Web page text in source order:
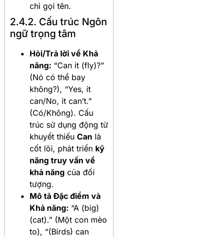
chỉ gọi tên.
2.4.2. Cấu trúc Ngôn
ngữ trọng tâm
Hỏi/Trả lời về Khả
năng: “Can it (fly)?”
(Nó có thể bay
không?), “Yes, it
can/No, it can’t.”
(Có/Không). Cấu
trúc sử dụng động từ
khuyết thiếu Can là
cốt lõi, phát triển kỹ
năng truy vấn về
khả năng của đối
tượng.
Mô tả Đặc điểm và
Khả năng: “A (big)
(cat).” (Một con mèo
to), “(Birds) can